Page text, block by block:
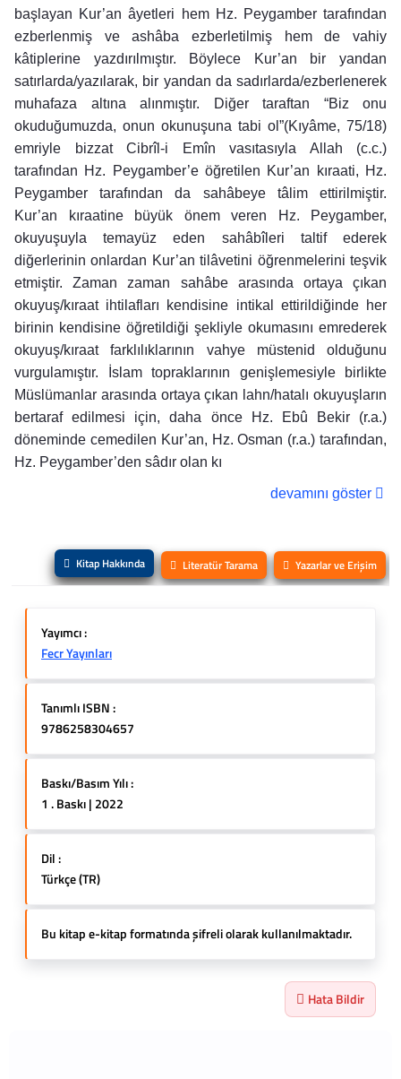
başlayan Kur’an âyetleri hem Hz. Peygamber tarafından
ezberlenmiş ve ashâba ezberletilmiş hem de vahiy
kâtiplerine yazdırılmıştır. Böylece Kur’an bir yandan
satırlarda/yazılarak, bir yandan da sadırlarda/ezberlenerek
muhafaza altına alınmıştır. Diğer taraftan “Biz onu
okuduğumuzda, onun okunuşuna tabi ol”(Kıyâme, 75/18)
emriyle bizzat Cibrîl-i Emîn vasıtasıyla Allah (c.c.)
tarafından Hz. Peygamber’e öğretilen Kur’an kıraati, Hz.
Peygamber tarafından da sahâbeye tâlim ettirilmiştir.
Kur’an kıraatine büyük önem veren Hz. Peygamber,
okuyuşuyla temayüz eden sahâbîleri taltif ederek
diğerlerinin onlardan Kur’an tilâvetini öğrenmelerini teşvik
etmiştir. Zaman zaman sahâbe arasında ortaya çıkan
okuyuş/kıraat ihtilafları kendisine intikal ettirildiğinde her
birinin kendisine öğretildiği şekliyle okumasını emrederek
okuyuş/kıraat farklılıklarının vahye müstenid olduğunu
vurgulamıştır. İslam topraklarının genişlemesiyle birlikte
Müslümanlar arasında ortaya çıkan lahn/hatalı okuyuşların
bertaraf edilmesi için, daha önce Hz. Ebû Bekir (r.a.)
döneminde cemedilen Kur’an, Hz. Osman (r.a.) tarafından,
Hz. Peygamber’den sâdır olan kı
devamını göster
Kitap Hakkında Literatür Tarama Yazarlar ve Erişim
Yayımcı :
Fecr Yayınları
Tanımlı ISBN :
9786258304657
Baskı/Basım Yılı :
1 . Baskı | 2022
Dil :
Türkçe (TR)
Bu kitap e-kitap formatında şifreli olarak kullanılmaktadır.
Hata Bildir